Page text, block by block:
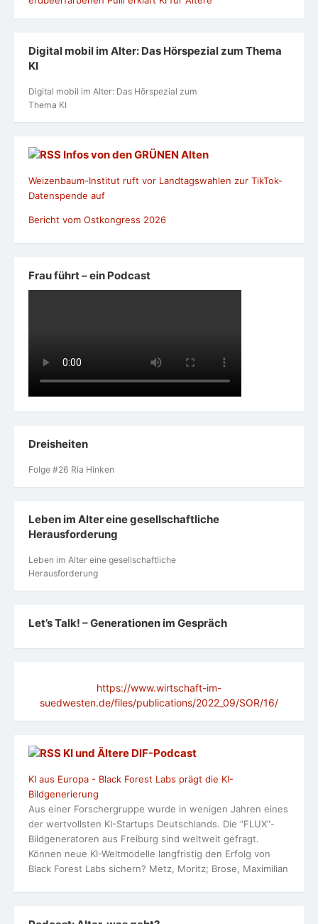
Digital mobil im Alter: Das Hörspezial zum Thema
KI
Digital mobil im Alter: Das Hörspezial zum
Thema KI
Infos von den GRÜNEN Alten
Weizenbaum-Institut ruft vor Landtagswahlen zur TikTok-
Datenspende auf
Bericht vom Ostkongress 2026
Frau führt – ein Podcast
Dreisheiten
Folge #26 Ria Hinken
Leben im Alter eine gesellschaftliche
Herausforderung
Leben im Alter eine gesellschaftliche
Herausforderung
Let’s Talk! – Generationen im Gespräch
https://www.wirtschaft-im-
suedwesten.de/files/publications/2022_09/SOR/16/
KI und Ältere DlF-Podcast
KI aus Europa - Black Forest Labs prägt die KI-
Bildgenerierung
Aus einer Forschergruppe wurde in wenigen Jahren eines
der wertvollsten KI-Startups Deutschlands. Die "FLUX"-
Bildgeneratoren aus Freiburg sind weltweit gefragt.
Können neue KI-Weltmodelle langfristig den Erfolg von
Black Forest Labs sichern? Metz, Moritz; Brose, Maximilian